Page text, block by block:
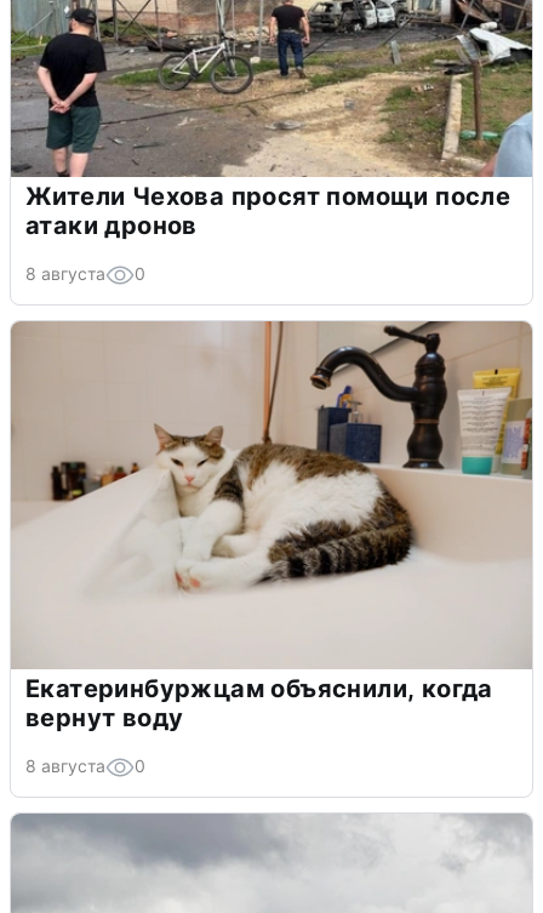
Жители Чехова просят помощи после
атаки дронов
8 августа 0
Екатеринбуржцам объяснили, когда
вернут воду
8 августа 0